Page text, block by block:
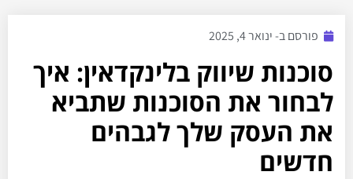
פורסם ב- ינואר 4, 2025
סוכנות שיווק בלינקדאין: איך
לבחור את הסוכנות שתביא
את העסק שלך לגבהים
חדשים